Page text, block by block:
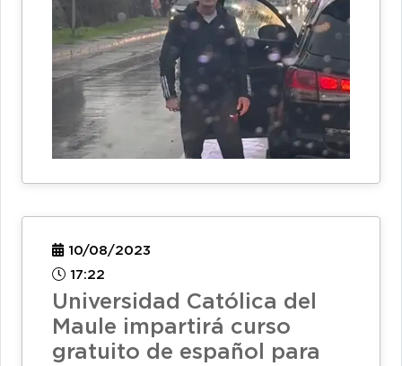
10/08/2023
17:22
Universidad Católica del
Maule impartirá curso
gratuito de español para